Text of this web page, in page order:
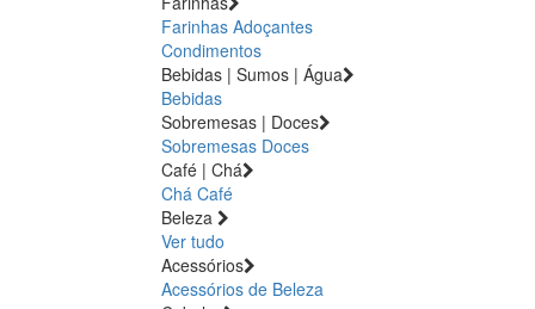
Farinhas Adoçantes
Condimentos
Bebidas | Sumos | Água
Bebidas
Sobremesas | Doces
Sobremesas Doces
Café | Chá
Chá Café
Beleza
Ver tudo
Acessórios
Acessórios de Beleza